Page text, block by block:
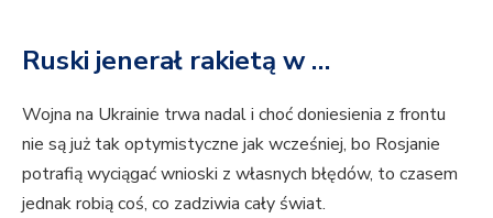
Ruski jenerał rakietą w …
Wojna na Ukrainie trwa nadal i choć doniesienia z frontu
nie są już tak optymistyczne jak wcześniej, bo Rosjanie
potrafią wyciągać wnioski z własnych błędów, to czasem
jednak robią coś, co zadziwia cały świat.